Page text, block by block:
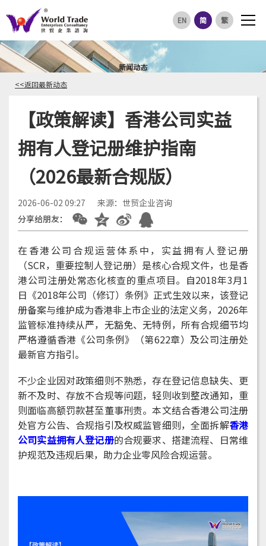
EN 简 繁
新闻动态
<<返回最新动态
【政策解读】香港公司实益
拥有人登记册维护指南
（2026最新合规版）
2026-06-02 09:27
来源：世贸企业咨询
分享给朋友：
在香港公司合规运营体系中，实益拥有人登记册
（SCR，重要控制人登记册）是核心合规文件，也是香
港公司注册处常态化核查的重点项目。自2018年3月1
日《2018年公司（修订）条例》正式生效以来，该登记
册备案与维护成为香港非上市企业的法定义务，2026年
监管标准持续从严，无豁免、无特例，所有合规细节均
严格遵循香港《公司条例》（第622章）及公司注册处
最新官方指引。
不少企业因对政策细则不熟悉，存在登记信息缺失、更
新不及时、存放不合规等问题，轻则收到整改通知，重
则面临高额罚款甚至董事刑责。本文结合香港公司注册
处官方公告、合规指引及权威监管细则，全面拆解香港
公司实益拥有人登记册的合规要求、搭建流程、日常维
护规范及违规后果，助力企业零风险合规运营。